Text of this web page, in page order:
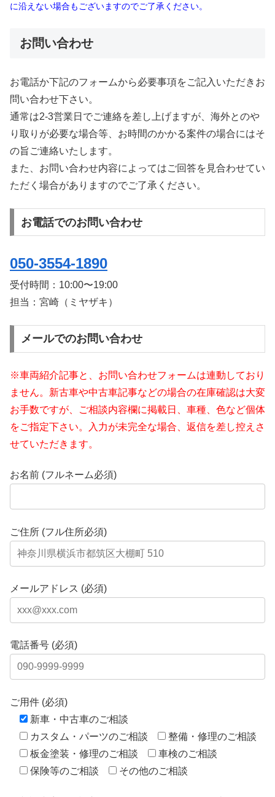
に沿えない場合もございますのでご了承ください。
お問い合わせ
お電話か下記のフォームから必要事項をご記入いただきお
問い合わせ下さい。
通常は2-3営業日でご連絡を差し上げますが、海外とのや
り取りが必要な場合等、お時間のかかる案件の場合にはそ
の旨ご連絡いたします。
また、お問い合わせ内容によってはご回答を見合わせてい
ただく場合がありますのでご了承ください。
お電話でのお問い合わせ
050-3554-1890
受付時間： 10:00〜19:00
担当：宮崎（ミヤザキ）
メールでのお問い合わせ
※車両紹介記事と、お問い合わせフォームは連動しており
ません。新古車や中古車記事などの場合の在庫確認は大変
お手数ですが、ご相談内容欄に掲載日、車種、色など個体
をご指定下さい。入力が未完全な場合、返信を差し控えさ
せていただきます。
お名前 (フルネーム必須)
ご住所 (フル住所必須)
メールアドレス (必須)
電話番号 (必須)
ご用件 (必須)
新車・中古車のご相談
カスタム・パーツのご相談
整備・修理のご相談
板金塗装・修理のご相談
車検のご相談
保険等のご相談
その他のご相談